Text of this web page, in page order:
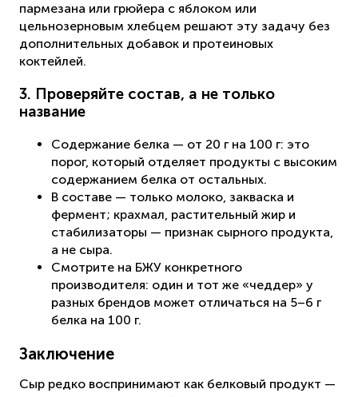
пармезана или грюйера с яблоком или
цельнозерновым хлебцем решают эту задачу без
дополнительных добавок и протеиновых
коктейлей.
3. Проверяйте состав, а не только
название
Содержание белка — от 20 г на 100 г: это
порог, который отделяет продукты с высоким
содержанием белка от остальных.
В составе — только молоко, закваска и
фермент; крахмал, растительный жир и
стабилизаторы — признак сырного продукта,
а не сыра.
Смотрите на БЖУ конкретного
производителя: один и тот же «чеддер» у
разных брендов может отличаться на 5–6 г
белка на 100 г.
Заключение
Сыр редко воспринимают как белковый продукт —